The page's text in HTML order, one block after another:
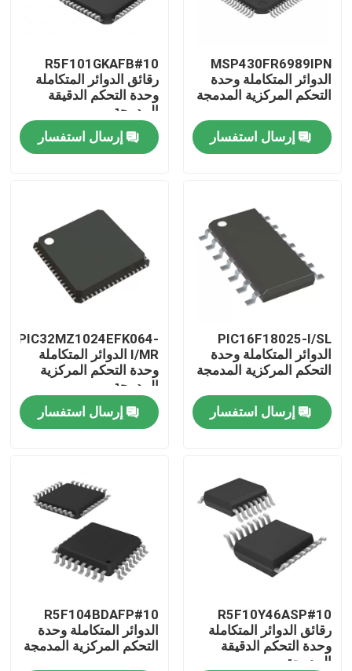
منتجات
معلومات عنا
جولة في المعمل
اطلب اقتباس
رقائق الدوائر المتكاملة
ذاكرة فلاش IC رقاقة
MSP430FR6989IPN
الدوائر المتكاملة وحدة
التحكم المركزية المدمجة
إرسال استفسار
R5F101GKAFB#10
رقائق الدوائر المتكاملة
وحدة التحكم الدقيقة
المدمجة
إرسال استفسار
PIC16F18025-I/SL
الدوائر المتكاملة وحدة
التحكم المركزية المدمجة
إرسال استفسار
PIC32MZ1024EFK064-
I/MR الدوائر المتكاملة
وحدة التحكم المركزية
المدمجة
إرسال استفسار
R5F10Y46ASP#10
رقائق الدوائر المتكاملة
وحدة التحكم الدقيقة
المدمجة
R5F104BDAFP#10
الدوائر المتكاملة وحدة
التحكم المركزية المدمجة